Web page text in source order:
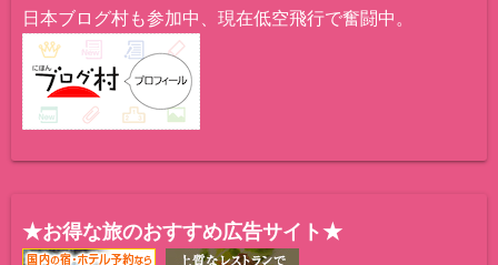
日本ブログ村も参加中、現在低空飛行で奮闘中。
★お得な旅のおすすめ広告サイト★